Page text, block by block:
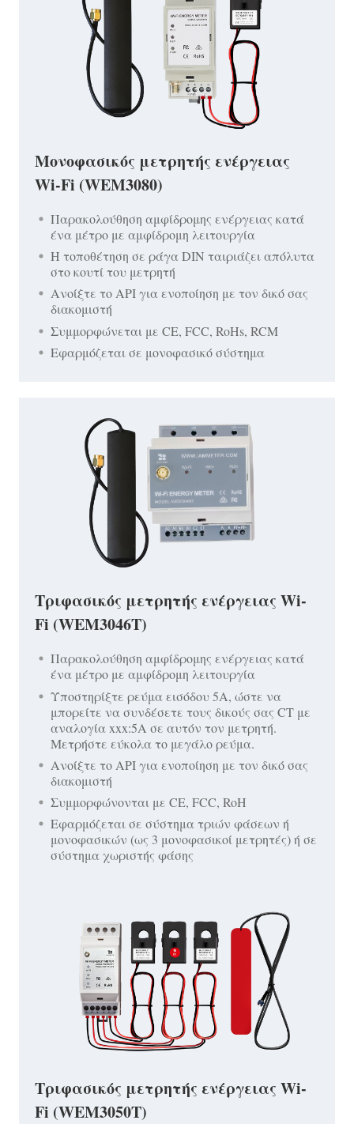
Μονοφασικός μετρητής ενέργειας
Wi-Fi (WEM3080)
Παρακολούθηση αμφίδρομης ενέργειας κατά
ένα μέτρο με αμφίδρομη λειτουργία
Η τοποθέτηση σε ράγα DIN ταιριάζει απόλυτα
στο κουτί του μετρητή
Ανοίξτε το API για ενοποίηση με τον δικό σας
διακομιστή
Συμμορφώνεται με CE, FCC, RoHs, RCM
Εφαρμόζεται σε μονοφασικό σύστημα
Τριφασικός μετρητής ενέργειας Wi-
Fi (WEM3046T)
Παρακολούθηση αμφίδρομης ενέργειας κατά
ένα μέτρο με αμφίδρομη λειτουργία
Υποστηρίξτε ρεύμα εισόδου 5A, ώστε να
μπορείτε να συνδέσετε τους δικούς σας CT με
αναλογία xxx:5A σε αυτόν τον μετρητή.
Μετρήστε εύκολα το μεγάλο ρεύμα.
Ανοίξτε το API για ενοποίηση με τον δικό σας
διακομιστή
Συμμορφώνονται με CE, FCC, RoH
Εφαρμόζεται σε σύστημα τριών φάσεων ή
μονοφασικών (ως 3 μονοφασικοί μετρητές) ή σε
σύστημα χωριστής φάσης
Τριφασικός μετρητής ενέργειας Wi-
Fi (WEM3050T)